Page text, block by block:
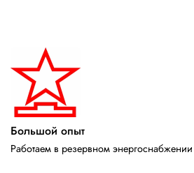
Большой опыт
Работаем в резервном